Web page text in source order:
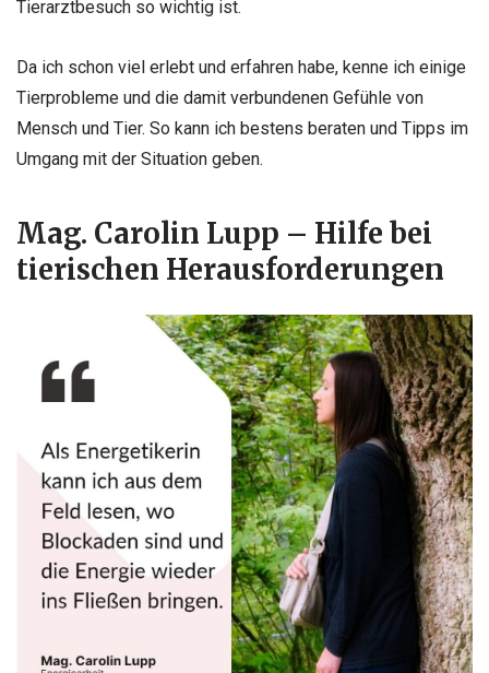
Tierarztbesuch so wichtig ist.
Da ich schon viel erlebt und erfahren habe, kenne ich einige
Tierprobleme und die damit verbundenen Gefühle von
Mensch und Tier. So kann ich bestens beraten und Tipps im
Umgang mit der Situation geben.
Mag. Carolin Lupp – Hilfe bei
tierischen Herausforderungen